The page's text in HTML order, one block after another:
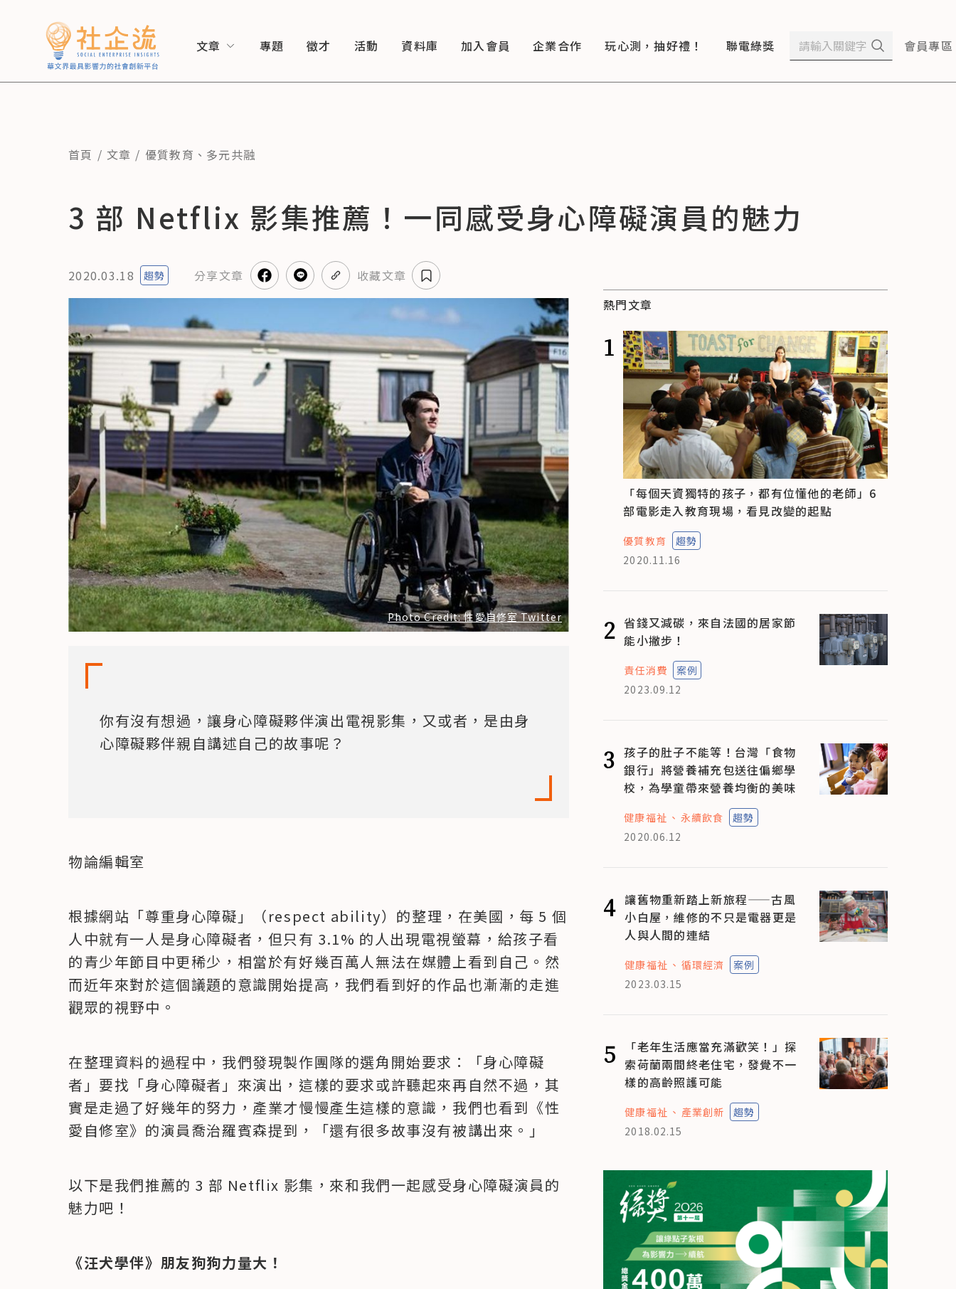
文章 專題 徵才 活動 資料庫 加入會員 企業合作 玩心測，抽好禮！ 聯電綠獎 會員專區
首頁 文章 優質教育 、 多元共融
3 部 Netflix 影集推薦！一同感受身心障礙演員的魅力
2020.03.18 趨勢 分享文章 收藏文章
Photo Credit: 性愛自修室 Twitter
你有沒有想過，讓身心障礙夥伴演出電視影集，又或者，是由身
心障礙夥伴親自講述自己的故事呢？
物論編輯室
根據網站「尊重身心障礙」（respect ability）的整理，在美國，每 5 個
人中就有一人是身心障礙者，但只有 3.1% 的人出現電視螢幕，給孩子看
的青少年節目中更稀少，相當於有好幾百萬人無法在媒體上看到自己。然
而近年來對於這個議題的意識開始提高，我們看到好的作品也漸漸的走進
觀眾的視野中。
在整理資料的過程中，我們發現製作團隊的選角開始要求：「身心障礙
者」要找「身心障礙者」來演出，這樣的要求或許聽起來再自然不過，其
實是走過了好幾年的努力，產業才慢慢產生這樣的意識，我們也看到《性
愛自修室》的演員喬治羅賓森提到，「還有很多故事沒有被講出來。」
以下是我們推薦的 3 部 Netflix 影集，來和我們一起感受身心障礙演員的
魅力吧！
《汪犬學伴》朋友狗狗力量大！
熱門文章
1
「每個天資獨特的孩子，都有位懂他的老師」6
部電影走入教育現場，看見改變的起點
優質教育
趨勢
2020.11.16
2 省錢又減碳，來自法國的居家節
能小撇步！
責任消費
案例
2023.09.12
3 孩子的肚子不能等！台灣「食物
銀行」將營養補充包送往偏鄉學
校，為學童帶來營養均衡的美味
健康福祉 永續飲食
趨勢
2020.06.12
4 讓舊物重新踏上新旅程——古風
小白屋，維修的不只是電器更是
人與人間的連結
健康福祉 循環經濟
案例
2023.03.15
5
「老年生活應當充滿歡笑！」探
索荷蘭兩間終老住宅，發覺不一
樣的高齡照護可能
健康福祉 產業創新
趨勢
2018.02.15